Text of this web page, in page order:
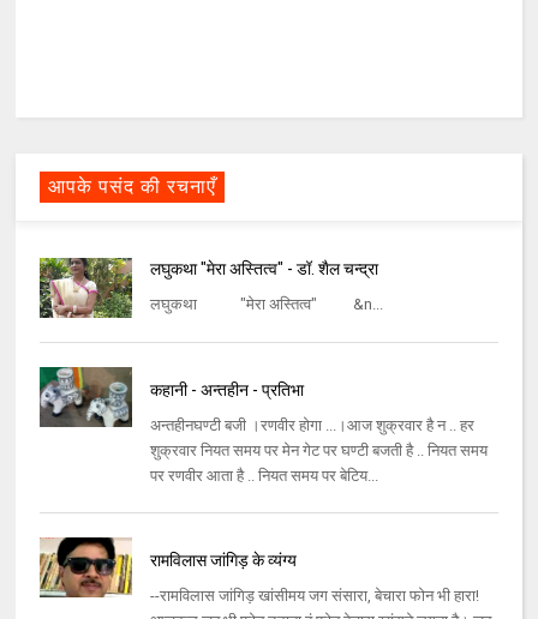
आपके पसंद की रचनाएँ
लघुकथा "मेरा अस्तित्व" - डॉ. शैल चन्द्रा
लघुकथा "मेरा अस्तित्व" &n...
कहानी - अन्तहीन - प्रतिभा
अन्तहीनघण्टी बजी ।रणवीर होगा ...।आज शुक्रवार है न .. हर
शुक्रवार नियत समय पर मेन गेट पर घण्टी बजती है .. नियत समय
पर रणवीर आता है .. नियत समय पर बेटिय...
रामविलास जांगिड़ के व्यंग्य
--रामविलास जांगिड़ खांसीमय जग संसारा, बेचारा फोन भी हारा!